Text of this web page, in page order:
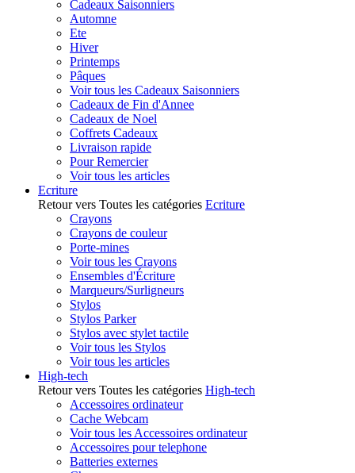
Cadeaux Saisonniers
Automne
Ete
Hiver
Printemps
Pâques
Voir tous les Cadeaux Saisonniers
Cadeaux de Fin d'Annee
Cadeaux de Noel
Coffrets Cadeaux
Livraison rapide
Pour Remercier
Voir tous les articles
Ecriture
Retour vers Toutes les catégories Ecriture
Crayons
Crayons de couleur
Porte-mines
Voir tous les Crayons
Ensembles d'Écriture
Marqueurs/Surligneurs
Stylos
Stylos Parker
Stylos avec stylet tactile
Voir tous les Stylos
Voir tous les articles
High-tech
Retour vers Toutes les catégories High-tech
Accessoires ordinateur
Cache Webcam
Voir tous les Accessoires ordinateur
Accessoires pour telephone
Batteries externes